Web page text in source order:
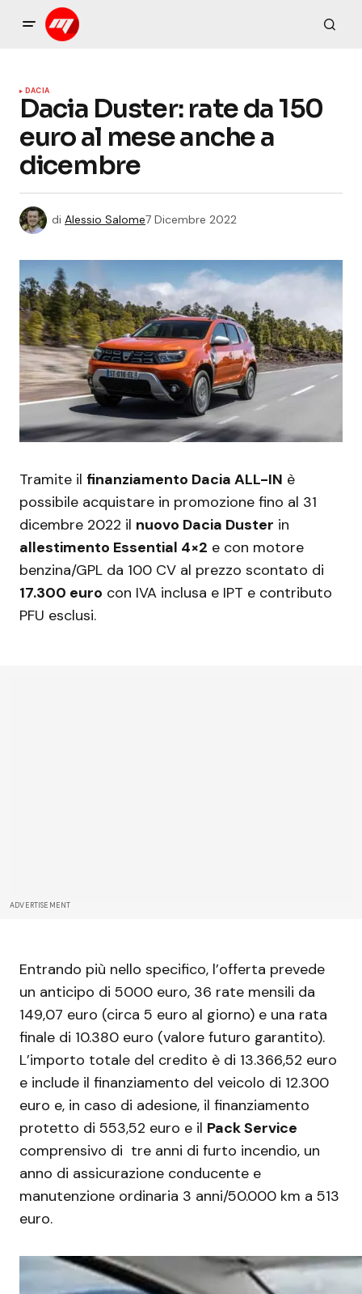
DACIA
Dacia Duster: rate da 150
euro al mese anche a
dicembre
di Alessio Salome7 Dicembre 2022
Tramite il finanziamento Dacia ALL-IN è
possibile acquistare in promozione fino al 31
dicembre 2022 il nuovo Dacia Duster in
allestimento Essential 4×2 e con motore
benzina/GPL da 100 CV al prezzo scontato di
17.300 euro con IVA inclusa e IPT e contributo
PFU esclusi.
ADVERTISEMENT
Entrando più nello specifico, l’offerta prevede
un anticipo di 5000 euro, 36 rate mensili da
149,07 euro (circa 5 euro al giorno) e una rata
finale di 10.380 euro (valore futuro garantito).
L’importo totale del credito è di 13.366,52 euro
e include il finanziamento del veicolo di 12.300
euro e, in caso di adesione, il finanziamento
protetto di 553,52 euro e il Pack Service
comprensivo di tre anni di furto incendio, un
anno di assicurazione conducente e
manutenzione ordinaria 3 anni/50.000 km a 513
euro.